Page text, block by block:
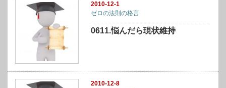
2010-12-1
ゼロの法則の格言
0611.悩んだら現状維持
2010-12-8